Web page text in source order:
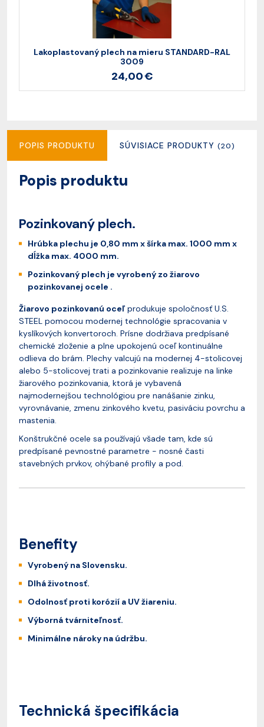
Lakoplastovaný plech na mieru STANDARD-RAL
3009
24,00 €
POPIS PRODUKTU SÚVISIACE PRODUKTY (20)
Popis produktu
Pozinkovaný plech.
Hrúbka plechu je 0,80 mm x šírka max. 1000 mm x
dĺžka max. 4000 mm.
Pozinkovaný plech je vyrobený zo žiarovo
pozinkovanej ocele .
Žiarovo pozinkovanú oceľ produkuje spoločnosť U.S.
STEEL pomocou modernej technológie spracovania v
kyslíkových konvertoroch. Prísne dodržiava predpísané
chemické zloženie a plne upokojenú oceľ kontinuálne
odlieva do brám. Plechy valcujú na modernej 4-stolicovej
alebo 5-stolicovej trati a pozinkovanie realizuje na linke
žiarového pozinkovania, ktorá je vybavená
najmodernejšou technológiou pre nanášanie zinku,
vyrovnávanie, zmenu zinkového kvetu, pasiváciu povrchu a
mastenia.
Konštrukčné ocele sa používajú všade tam, kde sú
predpísané pevnostné parametre - nosné časti
stavebných prvkov, ohýbané profily a pod.
Benefity
Vyrobený na Slovensku.
Dlhá životnosť.
Odolnosť proti korózií a UV žiareniu.
Výborná tvárniteľnosť.
Minimálne nároky na údržbu.
Technická špecifikácia